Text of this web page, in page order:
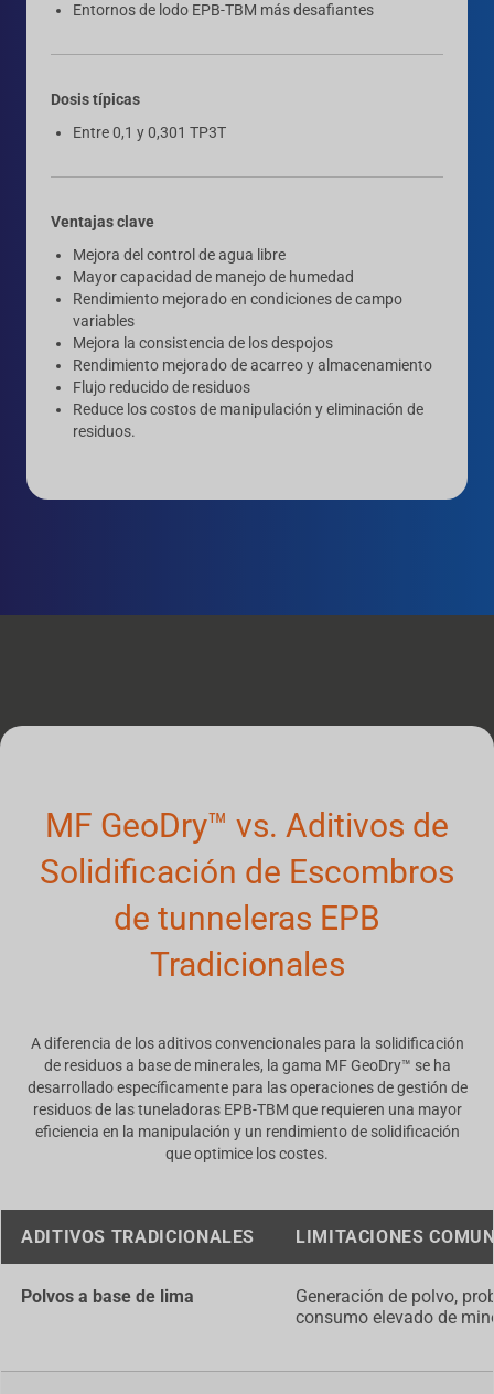
Entornos de lodo EPB-TBM más desafiantes
Dosis típicas
Entre 0,1 y 0,301 TP3T
Ventajas clave
Mejora del control de agua libre
Mayor capacidad de manejo de humedad
Rendimiento mejorado en condiciones de campo
variables
Mejora la consistencia de los despojos
Rendimiento mejorado de acarreo y almacenamiento
Flujo reducido de residuos
Reduce los costos de manipulación y eliminación de
residuos.
MF GeoDry™ vs. Aditivos de
Solidificación de Escombros
de tunneleras EPB
Tradicionales
A diferencia de los aditivos convencionales para la solidificación
de residuos a base de minerales, la gama MF GeoDry™ se ha
desarrollado específicamente para las operaciones de gestión de
residuos de las tuneladoras EPB-TBM que requieren una mayor
eficiencia en la manipulación y un rendimiento de solidificación
que optimice los costes.
ADITIVOS TRADICIONALES LIMITACIONES
Polvos a base de lima
Generación de polvo,
consumo elevado de